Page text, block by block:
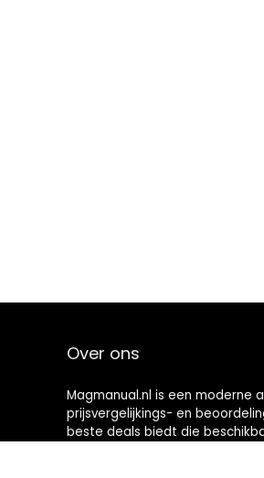
Over ons
Magmanual.nl is een moderne
prijsvergelijkings- en
beste deals biedt die